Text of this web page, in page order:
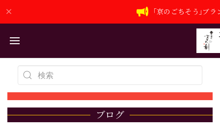
｢京のごちそう｣ブ
ブログ